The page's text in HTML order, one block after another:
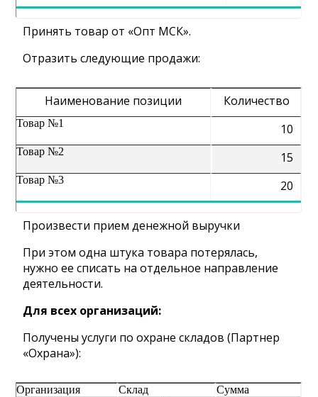
Принять товар от «Опт МСК».
Отразить следующие продажи:
Наименование позиции Количество
Товар №1 10
Товар №2 15
Товар №3 20
Произвести прием денежной выручки
При этом одна штука товара потерялась,
нужно ее списать на отдельное направление
деятельности.
Для всех организаций:
Получены услуги по охране складов (Партнер
«Охрана»):
Организация Склад
Сумма